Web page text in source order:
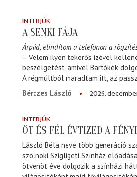
INTERJÚK
A SENKI FÁJA
Árpád, elindítom a telefonon a
– Velem ilyen tekerős izével
beszélgetést, amivel Bartókék
A régmúltból maradtam itt, az
Bérczes László
2026.
INTERJÚK
ÖT ÉS FÉL ÉVTIZED A
László Béla neve több generáció
szolnoki Szigligeti Színház
ötvenöt éve dolgozik a színházi